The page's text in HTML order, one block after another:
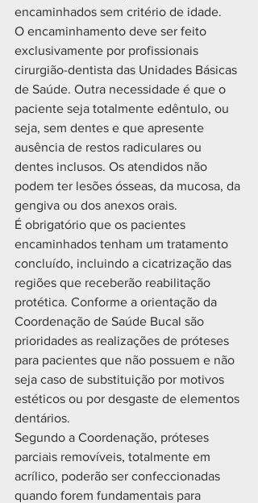
encaminhados sem critério de idade.
O encaminhamento deve ser feito
exclusivamente por profissionais
cirurgião-dentista das Unidades Básicas
de Saúde. Outra necessidade é que o
paciente seja totalmente edêntulo, ou
seja, sem dentes e que apresente
ausência de restos radiculares ou
dentes inclusos. Os atendidos não
podem ter lesões ósseas, da mucosa, da
gengiva ou dos anexos orais.
É obrigatório que os pacientes
encaminhados tenham um tratamento
concluído, incluindo a cicatrização das
regiões que receberão reabilitação
protética. Conforme a orientação da
Coordenação de Saúde Bucal são
prioridades as realizações de próteses
para pacientes que não possuem e não
seja caso de substituição por motivos
estéticos ou por desgaste de elementos
dentários.
Segundo a Coordenação, próteses
parciais removíveis, totalmente em
acrílico, poderão ser confeccionadas
quando forem fundamentais para